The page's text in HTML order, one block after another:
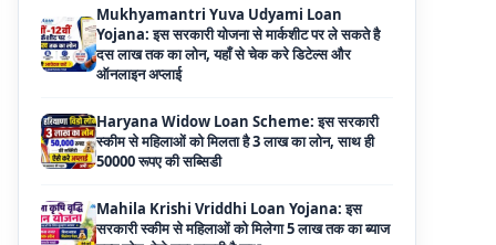
Haryana Widow Loan Scheme: इस सरकारी
स्कीम से महिलाओं को मिलता है 3 लाख का लोन, साथ ही
50000 रूपए की सब्सिडी
सरकारी स्कीम से महिलाओं को मिलेगा 5 लाख तक का ब्याज
मुक्त लोन, ऐसे उठा सकती है लाभ
के लिए इस सरकारी स्कीम से मिलता है दस लाख का लोन,
साथ ही मिलती है 35% सब्सिडी